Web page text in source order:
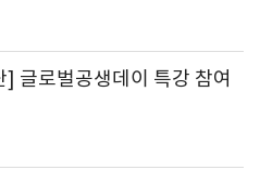
글로벌공생데이 특강 참여